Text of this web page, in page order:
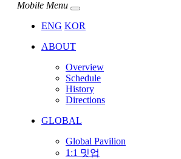
Mobile Menu
ENG KOR
ABOUT
Overview
Schedule
History
Directions
GLOBAL
Global Pavilion
1:1 밋업